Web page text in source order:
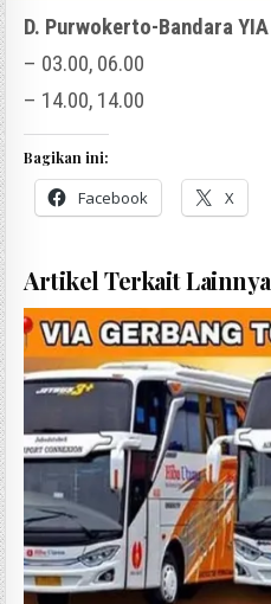
D. Purwokerto-Bandara YIA
– 03.00, 06.00
– 14.00, 14.00
Bagikan ini:
Facebook X
Artikel Terkait Lainnya